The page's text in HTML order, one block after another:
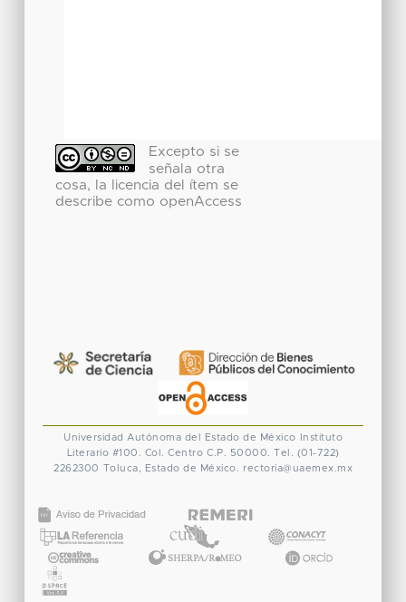
Excepto si se
señala otra
cosa, la licencia del ítem se
describe como openAccess
Universidad Autónoma del Estado de México
Instituto
Literario #100. Col. Centro C.P. 50000. Tel. (01-722)
2262300 Toluca, Estado de México. rectoria@uaemex.mx